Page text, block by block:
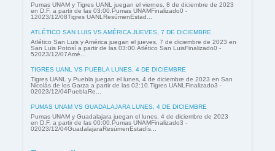
Pumas UNAM y Tigres UANL juegan el viernes, 8 de diciembre de 2023
en D.F. a partir de las 03:00.Pumas UNAMFinalizado0 -
12023/12/08Tigres UANLResúmenEstad...
ATLÉTICO SAN LUIS VS AMÉRICA JUEVES, 7 DE DICIEMBRE
Atlético San Luis y América juegan el jueves, 7 de diciembre de 2023 en
San Luis Potosí a partir de las 03:00.Atlético San LuisFinalizado0 -
52023/12/07Amé...
TIGRES UANL VS PUEBLA LUNES, 4 DE DICIEMBRE
Tigres UANL y Puebla juegan el lunes, 4 de diciembre de 2023 en San
Nicolás de los Garza a partir de las 02:10.Tigres UANLFinalizado3 -
02023/12/04PueblaRe...
PUMAS UNAM VS GUADALAJARA LUNES, 4 DE DICIEMBRE
Pumas UNAM y Guadalajara juegan el lunes, 4 de diciembre de 2023
en D.F. a partir de las 00:00.Pumas UNAMFinalizado3 -
02023/12/04GuadalajaraResúmenEstadís...